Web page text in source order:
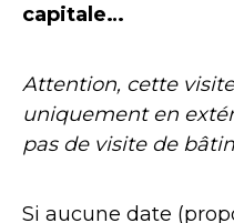
capitale…
Attention, cette
uniquement en
pas de visite de
Si aucune date